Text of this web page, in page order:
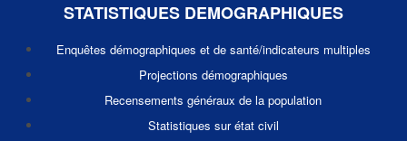
STATISTIQUES DEMOGRAPHIQUES
Enquêtes démographiques et de santé/indicateurs multiples
Projections démographiques
Recensements généraux de la population
Statistiques sur état civil